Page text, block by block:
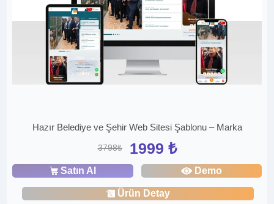
Hazır Belediye ve Şehir Web Sitesi Şablonu – Marka
3798₺ 1999 ₺
Satın Al Demo
Ürün Detay